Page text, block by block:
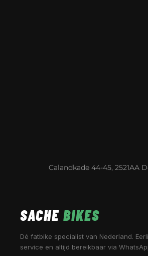
Calandkade 44-45, 2521AA
SACHE BIKES
Dé fatbike specialist van Nederland.
service en altijd bereikbaar via